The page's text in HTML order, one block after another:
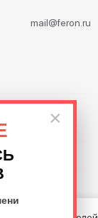
×
mail@feron.ru